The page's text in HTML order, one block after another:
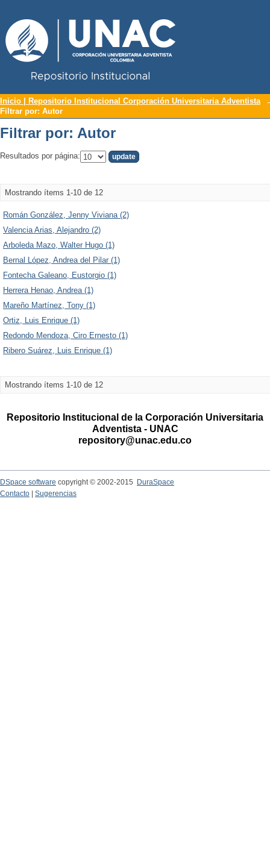
Filtrar por: Autor
Inicio | Repositorio Institucional Corporación Universitaria Adventista
Filtrar por: Autor
Filtrar por: Autor
Resultados por página:
Mostrando ítems 1-10 de 12
Román González, Jenny Viviana (2)
Valencia Arias, Alejandro (2)
Arboleda Mazo, Walter Hugo (1)
Bernal López, Andrea del Pilar (1)
Fontecha Galeano, Eustorgio (1)
Herrera Henao, Andrea (1)
Mareño Martínez, Tony (1)
Ortiz, Luis Enrique (1)
Redondo Mendoza, Ciro Ernesto (1)
Ribero Suárez, Luis Enrique (1)
Mostrando ítems 1-10 de 12
Repositorio Institucional de la Corporación Universitaria
Adventista - UNAC
repository@unac.edu.co
DSpace software copyright © 2002-2015
DuraSpace
Contacto
Sugerencias